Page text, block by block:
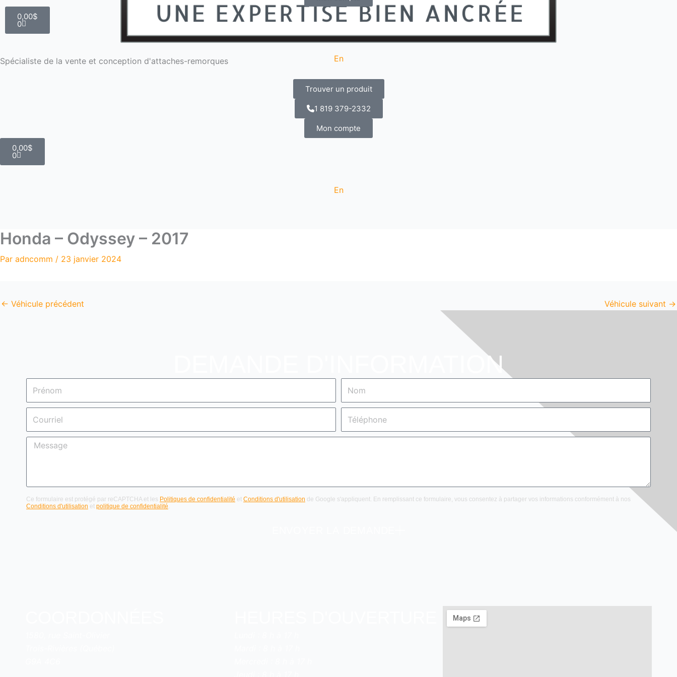
0,00$
0
Panier
En
Spécialiste de la vente et conception d'attaches-remorques
Trouver un produit
1 819 379-2332
Mon compte
0,00$
0
Panier
En
Honda – Odyssey – 2017
Par adncomm / 23 janvier 2024
← Véhicule précédent Véhicule suivant →
DEMANDE D'INFORMATION
Prénom
Téléphone
Message
Ce formulaire est protégé par reCAPTCHA et les Politiques de confidentialité et Conditions d'utilisation de Google s'appliquent. En remplissant ce formulaire, vous consentez à partager vos informations conformément à nos
Conditions d'utilisation et politique de confidentialité.